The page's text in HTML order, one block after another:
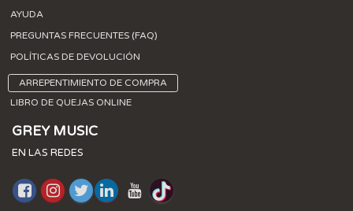
AYUDA
PREGUNTAS FRECUENTES (FAQ)
POLÍTICAS DE DEVOLUCIÓN
ARREPENTIMIENTO DE COMPRA
LIBRO DE QUEJAS ONLINE
GREY MUSIC
EN LAS REDES